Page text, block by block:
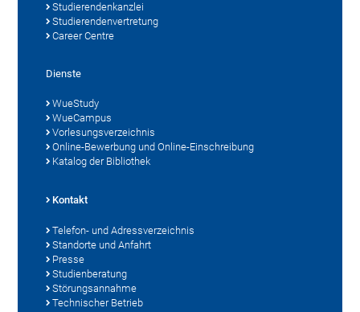
Studierendenkanzlei
Studierendenvertretung
Career Centre
Dienste
WueStudy
WueCampus
Vorlesungsverzeichnis
Online-Bewerbung und Online-Einschreibung
Katalog der Bibliothek
Kontakt
Telefon- und Adressverzeichnis
Standorte und Anfahrt
Presse
Studienberatung
Störungsannahme
Technischer Betrieb